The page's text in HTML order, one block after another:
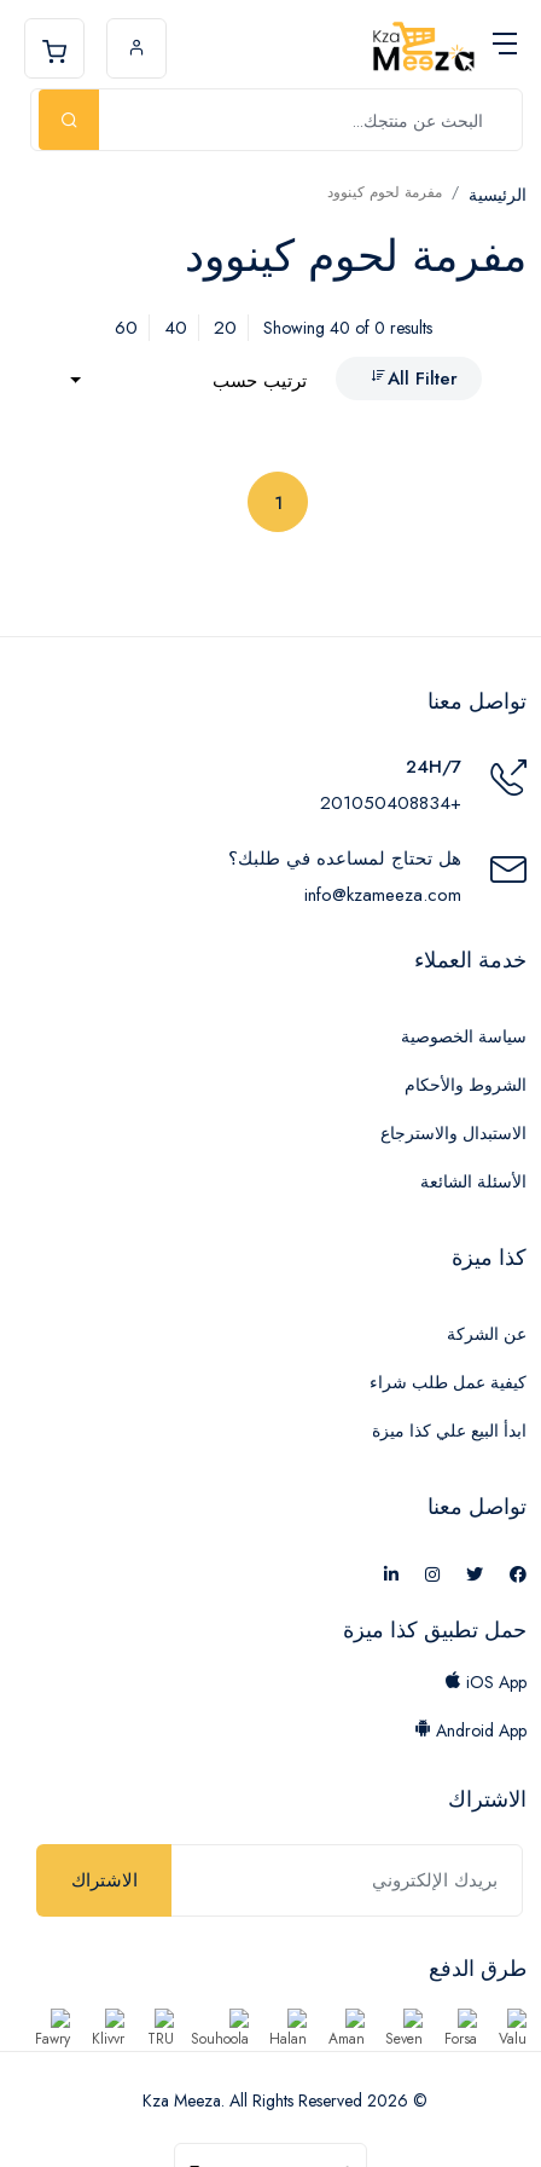
الرئيسية مفرمة لحوم كينوود
مفرمة لحوم كينوود
Showing 40 of 0 results
20
40
60
All Filter
ترتيب حسب
1
تواصل معنا
24H/7
+201050408834
هل تحتاج لمساعده في طلبك؟
info@kzameeza.com
خدمة العملاء
سياسة الخصوصية
الشروط والأحكام
الاستبدال والاسترجاع
الأسئلة الشائعة
كذا ميزة
عن الشركة
كيفية عمل طلب شراء
ابدأ البيع علي كذا ميزة
تواصل معنا
حمل تطبيق كذا ميزة
iOS App
Android App
الاشتراك
الاشتراك
طرق الدفع
© 2026 Kza Meeza. All Rights Reserved